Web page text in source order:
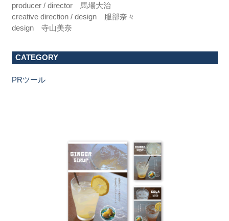
producer / director 馬場大治
creative direction / design 服部奈々
design 寺山美奈
CATEGORY
PRツール